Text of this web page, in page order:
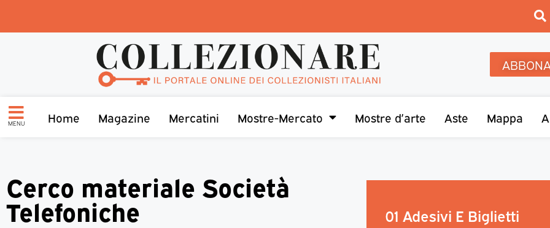
MENU Home Magazine Mercatini Mostre-Mercato Mostre d’arte Aste Mappa
Cerco materiale Società
Telefoniche
01 Adesivi E Biglietti